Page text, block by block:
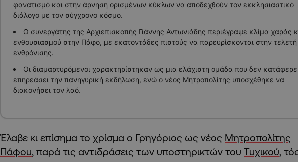
φανατισμό και στην άρνηση ορισμένων κύκλων να αποδεχθούν τον εκκλησιαστικό
διάλογο με τον σύγχρονο κόσμο.
Ο συνεργάτης της Αρχιεπισκοπής Γιάννης Αντωνιάδης περιέγραψε κλίμα χαράς
ενθουσιασμού στην Πάφο, με εκατοντάδες πιστούς να παρευρίσκονται στην τελετή
ενθρόνισης.
Οι διαμαρτυρόμενοι χαρακτηρίστηκαν ως μια ελάχιστη ομάδα που δεν
επηρεάσει την πανηγυρική εκδήλωση, ενώ ο νέος Μητροπολίτης υποσχέθηκε να
διακονήσει τον λαό.
Έλαβε κι επίσημα το χρίσμα ο Γρηγόριος ως νέος Μητροπολίτης
Πάφου , παρά τις αντιδράσεις των υποστηρικτών του Τυχικού ,